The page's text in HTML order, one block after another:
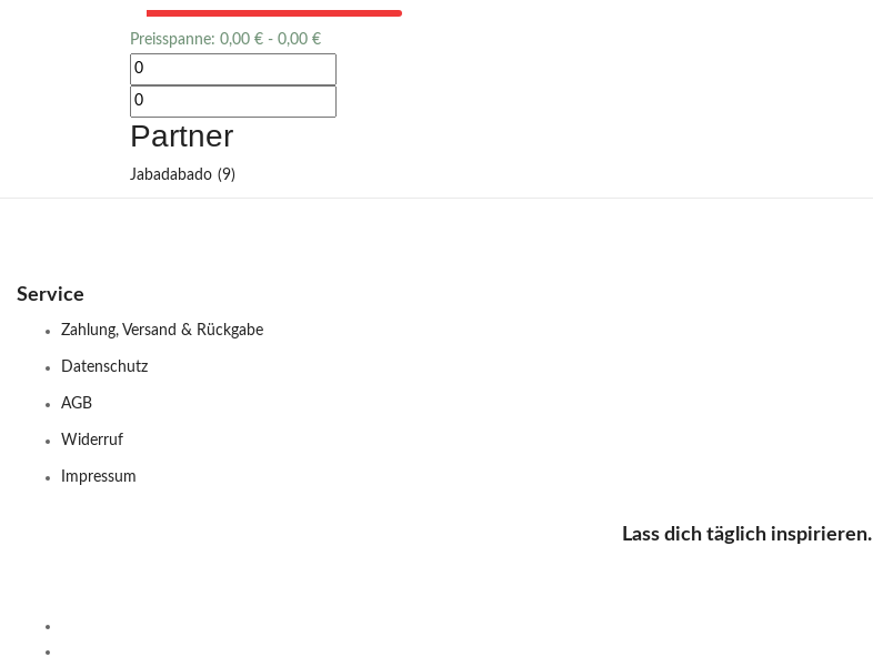
Preisspanne: 0,00 € - 0,00 €
Partner
Jabadabado (9)
Service
Zahlung, Versand & Rückgabe
Datenschutz
AGB
Widerruf
Impressum
Lass dich täglich inspirieren.